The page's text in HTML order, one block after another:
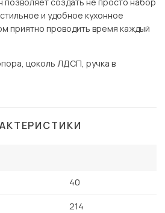
и удобное кухонное
приятно проводить время каждый
цоколь ЛДСП, ручка в
40
214